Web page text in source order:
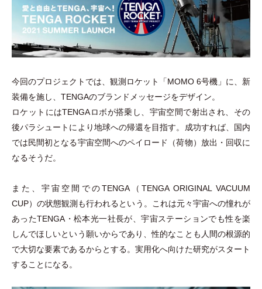
今回のプロジェクトでは、観測ロケット 「MOMO 6号機 」 に、新
装備を施し、TENGAのブランドメッセージをデザイン。
ロケットにはTENGAロボが搭乗し、宇宙空間で射出され、その
後パラシュートにより地球への帰還を目指す。成功すれば、国内
では民間初となる宇宙空間へのペイロード
（荷物） 放出 ・ 回収に
なるそうだ。
また、宇宙空間でのTENGA（ TENGA ORIGINAL VACUUM
CUP）の状態観測も行われるという。これは元々宇宙への憧れが
あったTENGA ・松本光一社長が、宇宙ステーションでも性を楽
しんでほしいという願いからであり、性的なことも人間の根源的
で大切な要素であるからとする。実用化へ向けた研究がスタート
することになる。